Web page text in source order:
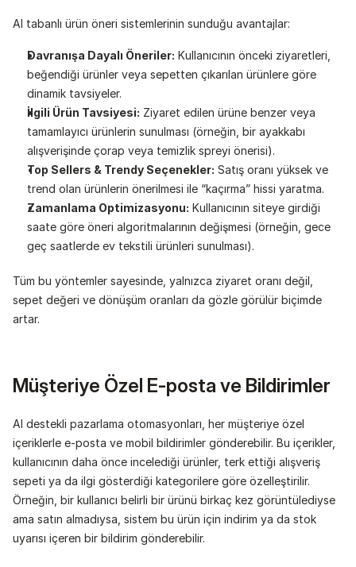
AI tabanlı ürün öneri sistemlerinin sunduğu avantajlar:
Davranışa Dayalı Öneriler: Kullanıcının önceki ziyaretleri,
beğendiği ürünler veya sepetten çıkarılan ürünlere göre
dinamik tavsiyeler.
İlgili Ürün Tavsiyesi: Ziyaret edilen ürüne benzer veya
tamamlayıcı ürünlerin sunulması (örneğin, bir ayakkabı
alışverişinde çorap veya temizlik spreyi önerisi).
Top Sellers & Trendy Seçenekler: Satış oranı yüksek ve
trend olan ürünlerin önerilmesi ile “kaçırma” hissi yaratma.
Zamanlama Optimizasyonu: Kullanıcının siteye girdiği
saate göre öneri algoritmalarının değişmesi (örneğin, gece
geç saatlerde ev tekstili ürünleri sunulması).
Tüm bu yöntemler sayesinde, yalnızca ziyaret oranı değil,
sepet değeri ve dönüşüm oranları da gözle görülür biçimde
artar.
Müşteriye Özel E-posta ve Bildirimler
AI destekli pazarlama otomasyonları, her müşteriye özel
içeriklerle e-posta ve mobil bildirimler gönderebilir. Bu içerikler,
kullanıcının daha önce incelediği ürünler, terk ettiği alışveriş
sepeti ya da ilgi gösterdiği kategorilere göre özelleştirilir.
Örneğin, bir kullanıcı belirli bir ürünü birkaç kez görüntülediyse
ama satın almadıysa, sistem bu ürün için indirim ya da stok
uyarısı içeren bir bildirim gönderebilir.